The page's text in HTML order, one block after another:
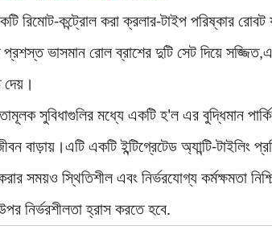
রিমোট-কন্ট্রোল করা ক্রলার-টাইপ পরিষ্কার রোবট
ভাসমান রোল ব্রাশের দুটি সেট দিয়ে
দেয়।
সুবিধাগুলির মধ্যে একটি হ'ল এর বুদ্ধিমান
বাড়ায়।এটি একটি ইন্টিগ্রেটেড অ্যান্টি-
সময়ও স্থিতিশীল এবং নির্ভরযোগ্য কর্মক্ষমতা
নির্ভরশীলতা হ্রাস করতে হবে.